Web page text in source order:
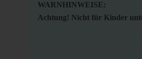
WARNHINWEISE:
Achtung! Nicht für Kinder